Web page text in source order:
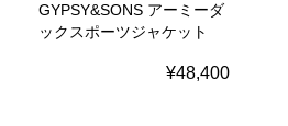
GYPSY&SONS アーミーダ
ックスポーツジャケット
¥48,400